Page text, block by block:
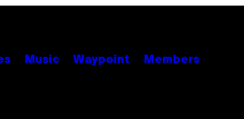
Music Waypoint Members